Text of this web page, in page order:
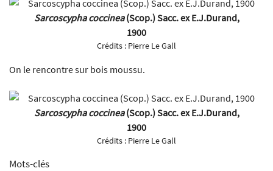
Sarcoscypha coccinea(Scop.) Sacc. ex E.J.Durand,
1900
Crédits : Pierre Le Gall
On le rencontre sur bois moussu.
Sarcoscypha coccinea(Scop.) Sacc. ex E.J.Durand,
1900
Crédits : Pierre Le Gall
Mots-clés